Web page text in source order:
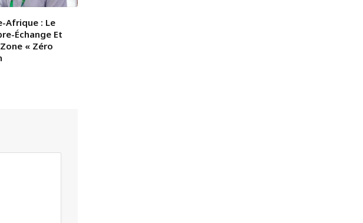
Afrique : Le
Échange Et
« Zéro